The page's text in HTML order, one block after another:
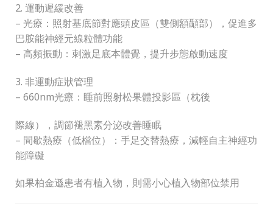
2. 運動遲緩改善
– 光療：照射基底節對應頭皮區（雙側額顳部），促進多
巴胺能神經元線粒體功能
– 高頻振動：刺激足底本體覺，提升步態啟動速度
3. 非運動症狀管理
– 660nm光療：睡前照射松果體投影區（枕後
際線），調節褪黑素分泌改善睡眠
– 間歇熱療（低檔位）：手足交替熱療，減輕自主神經功
能障礙
如果柏金遜患者有植入物，則需小心植入物部位禁用